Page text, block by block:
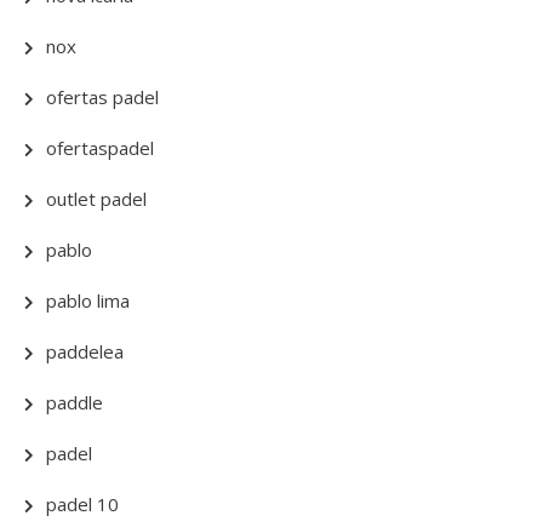
nox
ofertas padel
ofertaspadel
outlet padel
pablo
pablo lima
paddelea
paddle
padel
padel 10